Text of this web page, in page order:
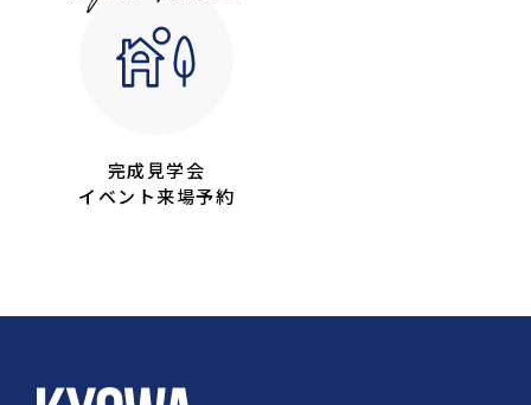
完成見学会
イベント来場予約